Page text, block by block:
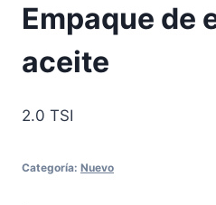
Empaque de
aceite
2.0 TSI
Categoría: Nuevo